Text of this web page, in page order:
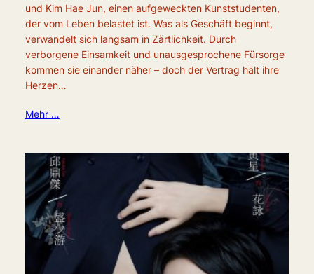
und Kim Hae Jun, einen aufgeweckten Kunststudenten,
der vom Leben belastet ist. Was als Geschäft beginnt,
verwandelt sich langsam in Zärtlichkeit. Durch
verborgene Einsamkeit und unausgesprochene Fürsorge
kommen sie einander näher – doch der Vertrag hält ihre
Herzen…
Mehr …